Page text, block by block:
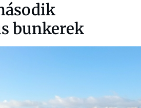
bunkerek